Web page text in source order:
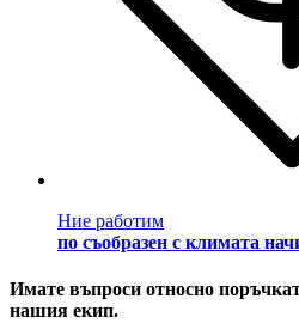
Ние работим
по съобразен с климата
Имате въпроси относно
нашия екип.